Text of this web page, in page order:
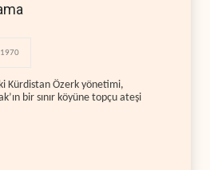
1970
Kürdistan Özerk yönetimi,
bir sınır köyüne topçu ateşi